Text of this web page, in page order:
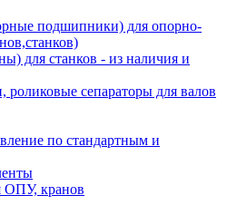
подшипники) для опорно-
для станков - из наличия и
сепараторы для валов
по стандартным и
ОПУ, кранов